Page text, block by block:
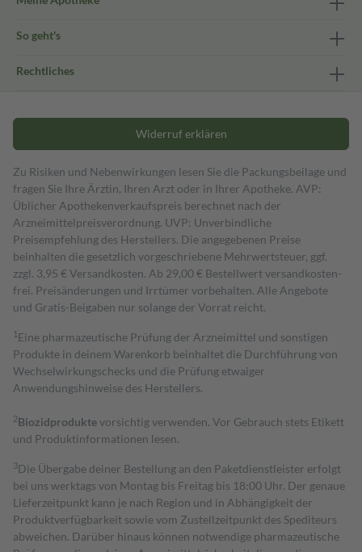
So geht's
Rechtliches
Widerruf erklären
Zu Risiken und Nebenwirkungen lesen Sie die Packungsbeilage und
fragen Sie Ihre Ärztin, Ihren Arzt oder in Ihrer Apotheke. AVP:
Üblicher Apothekenverkaufspreis berechnet nach der
Arzneimittelpreisverordnung. UVP: Unverbindliche
Preisempfehlung des Herstellers. Die angegebenen Preise
beinhalten die gesetzlich vorgeschriebene Mehrwertsteuer, ggf.
zzgl. 3,95 € Versandkosten. Ab 29,00 € Bestell­wert versand­kosten­
frei. Preisänderungen und Irrtümer vorbehalten. Alle Angebote
und Gratis-Beigaben nur solange der Vorrat reicht.
1 Eine pharmazeutische Prüfung der Arzneimittel und sonstigen
Produkte in deinem Warenkorb beinhaltet die Durchführung von
Wechselwirkungschecks und die Prüfung etwaiger
Anwendungshinweise des Herstellers.
2Biozidproduktevorsichtig verwenden. Vor Gebrauch stets Etikett
und Produktinformationen lesen.
3Die Übergabe deiner Bestellung an den Paketdienstleister erfolgt
bei uns werktags von Montag bis Freitag bis 18:00 Uhr. Der genaue
Lieferzeitpunkt kann je nach Region und in Abhängigkeit der
Produktverfügbarkeit sowie vom Zustellzeitpunkt des Spediteurs
abweichen. Darüber hinaus können notwendige pharmazeutische